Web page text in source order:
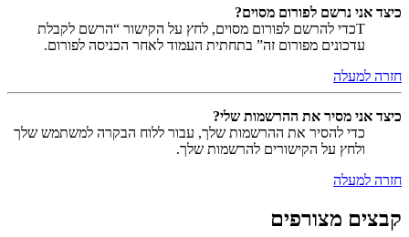
כיצד אני נרשם לפורום מסוים?
Tכדי להרשם לפורום מסוים, לחץ על הקישור “הרשם לקבלת
עדכונים מפורום זה” בתחתית העמוד לאחר הכניסה לפורום.
חזרה למעלה
כיצד אני מסיר את ההרשמות שלי?
כדי להסיר את ההרשמות שלך, עבור ללוח הבקרה למשתמש שלך
ולחץ על הקישורים להרשמות שלך.
חזרה למעלה
קבצים מצורפים